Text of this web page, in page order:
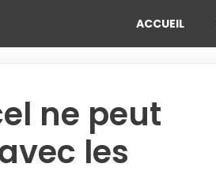
ACCUEIL
ne peut
les